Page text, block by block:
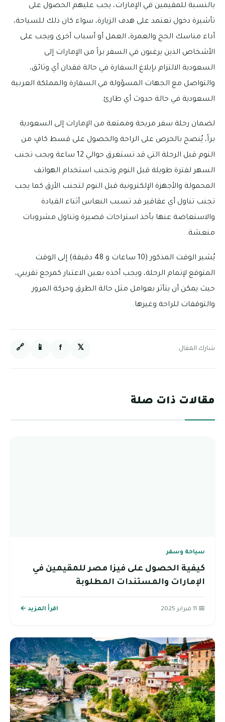
بالنسبة للمقيمين في الإمارات، يجب عليهم الحصول على
تأشيرة دخول تعتمد على هدف الزيارة، سواء كان ذلك للسياحة،
أداء مناسك الحج والعمرة، العمل أو أسباب أخرى ويجب على
الأشخاص الذين يرغبون في السفر براً من الإمارات إلى
السعودية الالتزام بإبلاغ السفارة في حالة فقدان أي وثائق،
والتواصل مع الجهات المسؤولة في السفارة والمملكة العربية
السعودية في حالة حدوث أي طارئ.
لضمان رحلة سفر مريحة وممتعة من الإمارات إلى السعودية
براً، يُنصح بالحرص على الراحة والحصول على قسط كافٍ من
النوم قبل الرحلة التي قد تستغرق حوالي 12 ساعة ويجب تجنب
السهر لفترة طويلة قبل النوم وتجنب استخدام الهواتف
المحمولة والأجهزة الإلكترونية قبل النوم لتجنب الأرق كما يجب
تجنب تناول أي عقاقير قد تسبب النعاس أثناء القيادة
والاستعاضة عنها بأخذ استراحات قصيرة وتناول مشروبات
منعشة.
يُشير الوقت المذكور (10 ساعات و 48 دقيقة) إلى الوقت
المتوقع لإتمام الرحلة، ويجب أخذه بعين الاعتبار كمرجع تقريبي،
حيث يمكن أن يتأثر بعوامل مثل حالة الطرق وحركة المرور
والتوقفات للراحة وغيرها.
شارك المقال: 𝕏
f
📱
🔗
مقالات ذات صلة
سياحة وسفر
كيفية الحصول على فيزا مصر للمقيمين في
الإمارات والمستندات المطلوبة
📅 11 فبراير 2025 اقرأ المزيد ←